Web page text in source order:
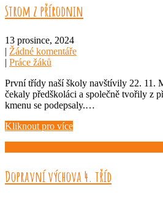
Strom z přírodnin
13 prosince, 2024
| Žádné komentáře
| Práce žáků
První třídy naší školy navštívily 22. 11.
čekaly předškoláci a společně tvořily z
kmenu se podepsaly.…
Kliknout pro více
Dopravní výchova 4. tříd